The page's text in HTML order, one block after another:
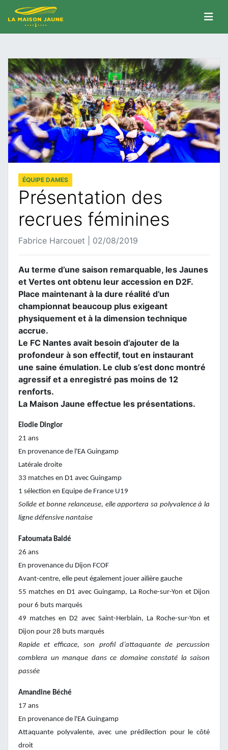
ÉQUIPE DAMES
Présentation des
recrues féminines
Fabrice Harcouet | 02/08/2019
Au terme d’une saison remarquable, les Jaunes
et Vertes ont obtenu leur accession en D2F.
Place maintenant à la dure réalité d’un
championnat beaucoup plus exigeant
physiquement et à la dimension technique
accrue.
Le FC Nantes avait besoin d’ajouter de la
profondeur à son effectif, tout en instaurant
une saine émulation. Le club s’est donc montré
agressif et a enregistré pas moins de 12
renforts.
La Maison Jaune effectue les présentations.
Elodie Dinglor
21 ans
En provenance de l'EA Guingamp
Latérale droite
33 matches en D1 avec Guingamp
1 sélection en Equipe de France U19
Solide et bonne relanceuse, elle apportera sa polyvalence à la
ligne défensive nantaise
Fatoumata Baldé
26 ans
En provenance du Dijon FCOF
Avant-centre, elle peut également jouer ailière gauche
55 matches en D1 avec Guingamp, La Roche-sur-Yon et Dijon
pour 6 buts marqués
49 matches en D2 avec Saint-Herblain, La Roche-sur-Yon et
Dijon pour 28 buts marqués
Rapide et efficace, son profil d’attaquante de percussion
comblera un manque dans ce domaine constaté la saison
passée
Amandine Béché
17 ans
En provenance de l'EA Guingamp
Attaquante polyvalente, avec une prédilection pour le côté
droit